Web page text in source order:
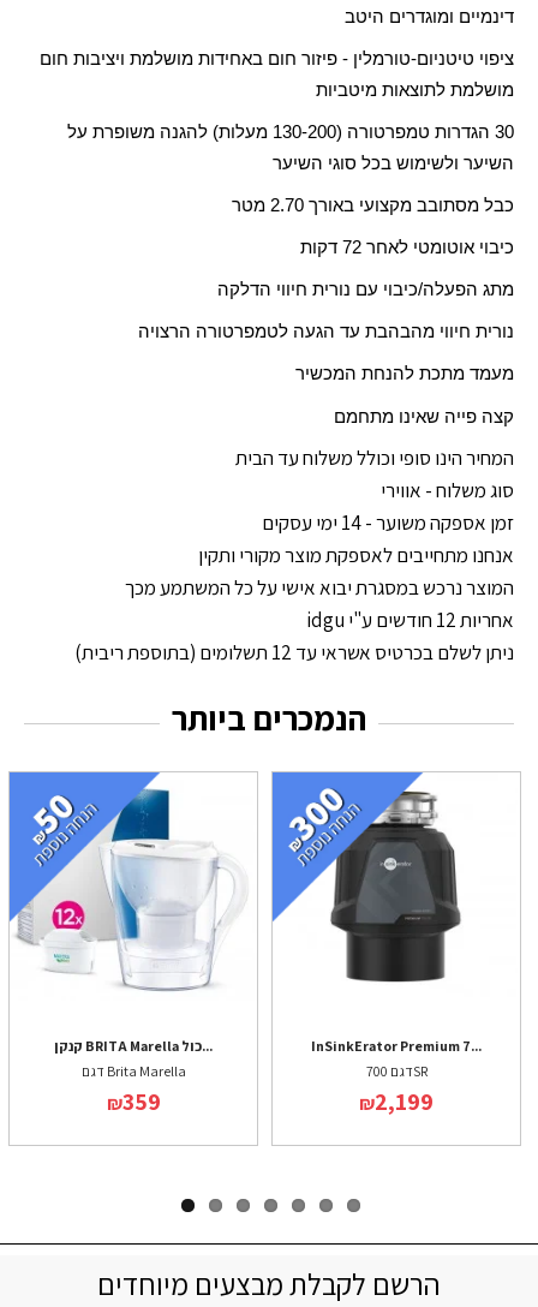
דינמיים ומוגדרים היטב
ציפוי טיטניום-טורמלין - פיזור חום באחידות מושלמת ויציבות חום
מושלמת לתוצאות מיטביות
30 הגדרות טמפרטורה (130-200 מעלות) להגנה משופרת על
השיער ולשימוש בכל סוגי השיער
כבל מסתובב מקצועי באורך 2.70 מטר
כיבוי אוטומטי לאחר 72 דקות
מתג הפעלה/כיבוי עם נורית חיווי הדלקה
נורית חיווי מהבהבת עד הגעה לטמפרטורה הרצויה
מעמד מתכת להנחת המכשיר
קצה פייה שאינו מתחמם
המחיר הינו סופי וכולל משלוח עד הבית
סוג משלוח - אווירי
זמן אספקה משוער - 14 ימי עסקים
אנחנו מתחייבים לאספקת מוצר מקורי ותקין
המוצר נרכש במסגרת יבוא אישי על כל המשתמע מכך
אחריות 12 חודשים ע"י idgu
ניתן לשלם בכרטיס אשראי עד 12 תשלומים (בתוספת ריבית)
הנמכרים ביותר
קנקן BRITA Marella כול...
דגם Brita Marella
₪359
InSinkErator Premium 7...
דגם 700SR
₪2,199
הרשם לקבלת מבצעים מיוחדים